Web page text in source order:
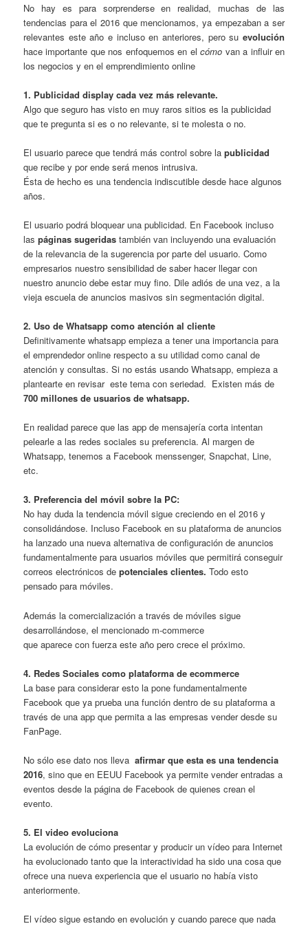
No hay es para sorprenderse en realidad, muchas de las
tendencias para el 2016 que mencionamos, ya empezaban a ser
relevantes este año e incluso en anteriores, pero su evolución
hace importante que nos enfoquemos en elcómo van a influir en
los negocios y en el emprendimiento online
1. Publicidad display cada vez más relevante.
Algo que seguro has visto en muy raros sitios es la publicidad
que te pregunta si es o no relevante, si te molesta o no.
El usuario parece que tendrá más control sobre lapublicidad
que recibe y por ende será menos intrusiva.
Ésta de hecho es una tendencia indiscutible desde hace algunos
años.
El usuario podrá bloquear una publicidad. En Facebook incluso
las páginas sugeridas también van incluyendo una evaluación
de la relevancia de la sugerencia por parte del usuario. Como
empresarios nuestro sensibilidad de saber hacer llegar con
nuestro anuncio debe estar muy fino. Dile adiós de una vez, a la
vieja escuela de anuncios masivos sin segmentación digital.
2. Uso de Whatsapp como atención al cliente
Definitivamente whatsapp empieza a tener una importancia para
el emprendedor online respecto a su utilidad como canal de
atención y consultas. Si no estás usando Whatsapp, empieza a
plantearte en revisar este tema con seriedad. Existen más de
700 millones de usuarios de whatsapp.
En realidad parece que las app de mensajería corta intentan
pelearle a las redes sociales su preferencia. Al margen de
Whatsapp, tenemos a Facebook menssenger, Snapchat, Line,
etc.
3. Preferencia del móvil sobre la PC:
No hay duda la tendencia móvil sigue creciendo en el 2016 y
consolidándose. Incluso Facebook en su plataforma de anuncios
ha lanzado una nueva alternativa de configuración de anuncios
fundamentalmente para usuarios móviles que permitirá conseguir
correos electrónicos depotenciales clientes. Todo esto
pensado para móviles.
Además la comercialización a través de móviles sigue
desarrollándose, el mencionado m-commerce
que aparece con fuerza este año pero crece el próximo.
4. Redes Sociales como plataforma de ecommerce
La base para considerar esto la pone fundamentalmente
Facebook que ya prueba una función dentro de su plataforma a
través de una app que permita a las empresas vender desde su
FanPage.
No sólo ese dato nos llevaafirmar que esta es una tendencia
2016, sino que en EEUU Facebook ya permite vender entradas a
eventos desde la página de Facebook de quienes crean el
evento.
5. El video evoluciona
La evolución de cómo presentar y producir un vídeo para Internet
ha evolucionado tanto que la interactividad ha sido una cosa que
ofrece una nueva experiencia que el usuario no había visto
anteriormente.
El vídeo sigue estando en evolución y cuando parece que nada